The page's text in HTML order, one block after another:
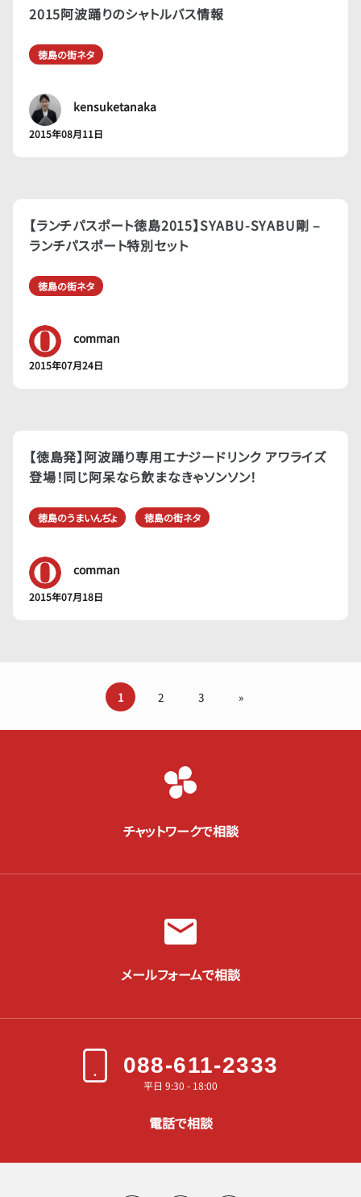
2015阿波踊りのシャトルバス情報
徳島の街ネタ
kensuketanaka
2015年08月11日
【ランチパスポート徳島2015】SYABU-SYABU剛 –
ランチパスポート特別セット
徳島の街ネタ
comman
2015年07月24日
【徳島発】阿波踊り専用エナジードリンク アワライズ
登場！同じ阿呆なら飲まなきゃソンソン！
徳島のうまいんぢょ 徳島の街ネタ
comman
2015年07月18日
1 2 3 »
チャットワークで相談
メールフォームで相談
088-611-2333
平日 9:30 - 18:00
電話で相談